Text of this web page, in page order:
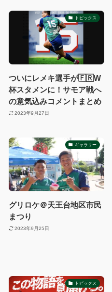
トピックス
ついにレメキ選手が🇫🇷W
杯スタメンに！サモア戦へ
の意気込みコメントまとめ
2023年9月27日
ギャラリー
グリロケ＠天王台地区市民
まつり
2023年9月25日
トピックス